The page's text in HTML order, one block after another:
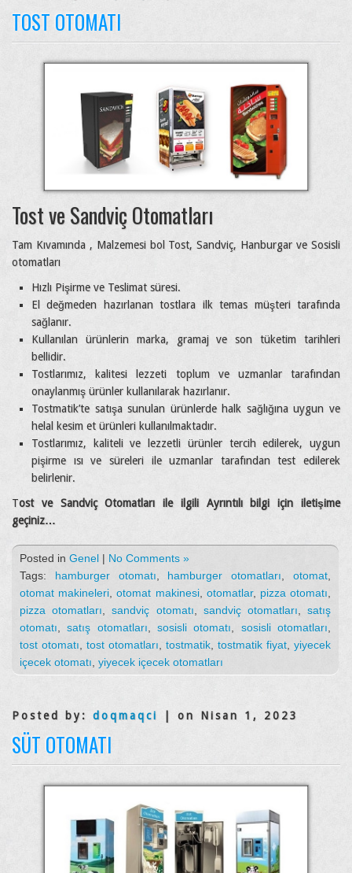
TOST OTOMATI
Tost ve Sandviç Otomatları
Tam Kıvamında , Malzemesi bol Tost, Sandviç, Hanburgar ve Sosisli
otomatları
Hızlı Pişirme ve Teslimat süresi.
El değmeden hazırlanan tostlara ilk temas müşteri tarafında
sağlanır.
Kullanılan ürünlerin marka, gramaj ve son tüketim tarihleri
bellidir.
Tostlarımız, kalitesi lezzeti toplum ve uzmanlar tarafından
onaylanmış ürünler kullanılarak hazırlanır.
Tostmatik’te satışa sunulan ürünlerde halk sağlığına uygun ve
helal kesim et ürünleri kullanılmaktadır.
Tostlarımız, kaliteli ve lezzetli ürünler tercih edilerek, uygun
pişirme ısı ve süreleri ile uzmanlar tarafından test edilerek
belirlenir.
Tost ve Sandviç Otomatları ile ilgili Ayrıntılı bilgi için iletişime
geçiniz…
Posted in Genel | No Comments »
Tags: hamburger otomatı hamburger otomatları ,otomat
otomat makineleri ,otomat makinesi, otomatlar, pizza otomatı
pizza otomatları ,sandviç otomatı sandviç otomatları ,satış
otomatı ,satış otomatları ,sosisli otomatı sosisli otomatları
tost otomatı
tost otomatları tostmatik tostmatik fiyat yiyecek
içecek otomatı yiyecek içecek otomatları
Posted by: doqmaqci | on Nisan 1, 2023
SÜT OTOMATI